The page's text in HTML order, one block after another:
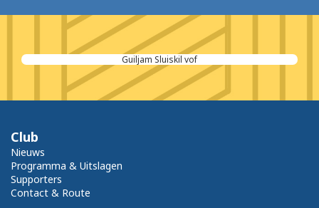
Guiljam Sluiskil vof
Club
Nieuws
Programma & Uitslagen
Supporters
Contact & Route